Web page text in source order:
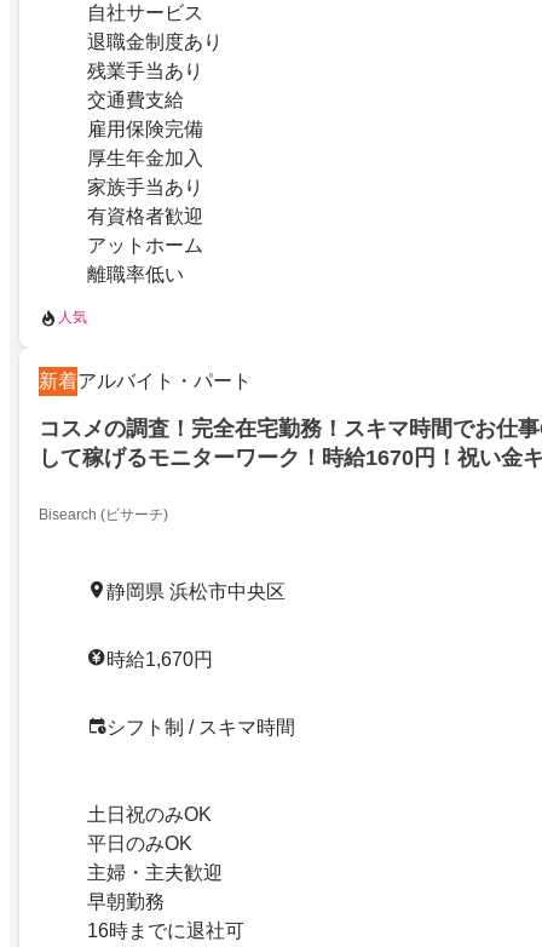
自社サービス
退職金制度あり
残業手当あり
交通費支給
雇用保険完備
厚生年金加入
家族手当あり
有資格者歓迎
アットホーム
離職率低い
人気
新着アルバイト・パート
コスメの調査！完全在宅勤務！スキマ時間でお仕
して稼げるモニターワーク！時給1670円！祝い金
Bisearch (ビサーチ)
静岡県 浜松市中央区
時給1,670円
シフト制 / スキマ時間
土日祝のみOK
平日のみOK
主婦・主夫歓迎
早朝勤務
16時までに退社可